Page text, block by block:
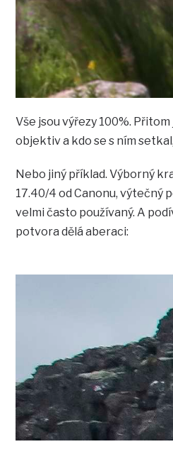
Vše jsou výřezy 100%.
objektiv a kdo se s ním
Nebo jiný příklad. Výborný
17.40/4 od Canonu, výtečný
velmi často používaný. A
potvora dělá aberaci: